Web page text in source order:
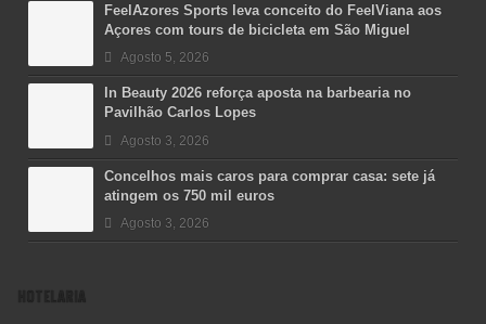
FeelAzores Sports leva conceito do FeelViana aos
Açores com tours de bicicleta em São Miguel
Agosto 5, 2026
In Beauty 2026 reforça aposta na barbearia no
Pavilhão Carlos Lopes
Agosto 3, 2026
Concelhos mais caros para comprar casa: sete já
atingem os 750 mil euros
Agosto 3, 2026
HOTELARIA